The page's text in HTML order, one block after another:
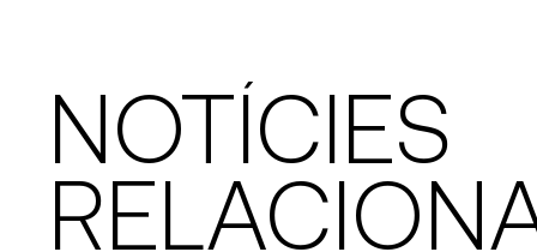
NOTÍCIES